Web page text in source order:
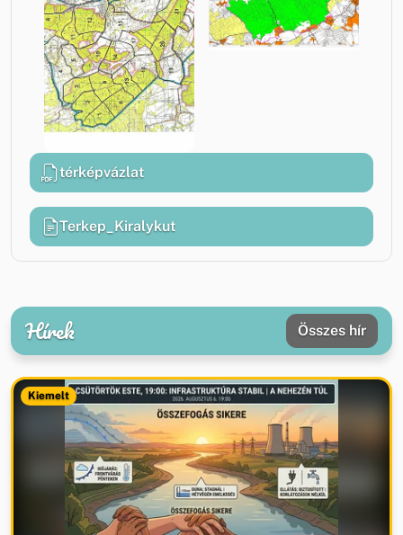
térképvázlat
Terkep_Kiralykut
Hírek Összes hír
Kiemelt